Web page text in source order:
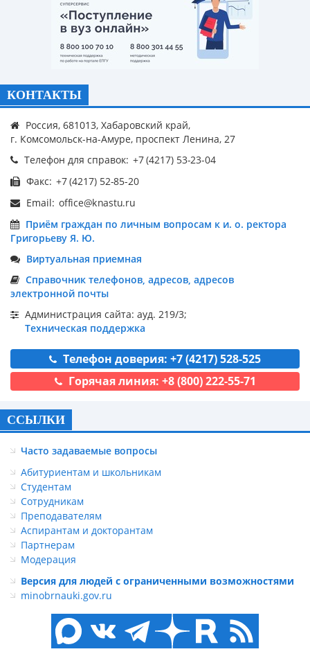
КОНТАКТЫ
Россия, 681013, Хабаровский край,
г. Комсомольск-на-Амуре, проспект Ленина, 27
Телефон для справок:
Факс:
Email:
Приём граждан по личным вопросам к и. о. ректора
Григорьеву Я. Ю.
Виртуальная приемная
Справочник телефонов, адресов, адресов
электронной почты
Администрация сайта: ауд. 219/3;
Техническая поддержка
Телефон доверия: +7 (4217) 528-525
Горячая линия: +8 (800) 222-55-71
ССЫЛКИ
Часто задаваемые вопросы
Абитуриентам и школьникам
Студентам
Сотрудникам
Преподавателям
Аспирантам и докторантам
Партнерам
Модерация
Версия для людей с ограниченными возможностями
minobrnauki.gov.ru